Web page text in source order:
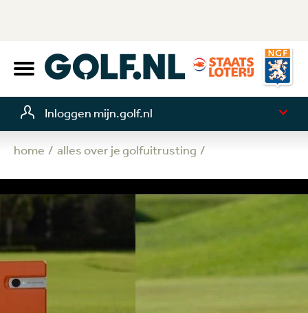
Inloggen mijn.golf.nl
home alles over je golfuitrusting